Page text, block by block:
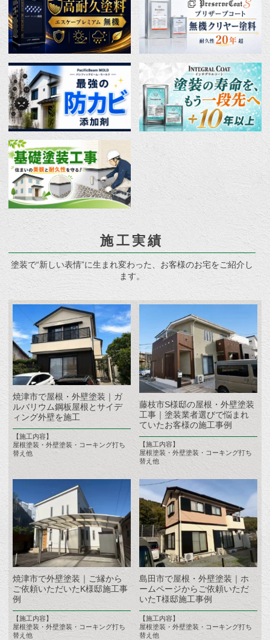
施工実績
塗装で“新しい表情”に生まれ変わった、お客様のお宅をご紹介し
ます。
焼津市で屋根・外壁塗装｜ガ
ルバリウム鋼板屋根とサイデ
ィング外壁を施工
【施工内容】
屋根塗装・外壁塗装・コーキング打ち
替え他
藤枝市S様邸の屋根・外壁塗装
工事｜塗装業者選びで悩まれ
ていたお客様の施工事例
【施工内容】
屋根塗装・外壁塗装・コーキング打ち
替え他
焼津市で外壁塗装｜ご縁から
ご依頼いただいたK様邸施工事
例
【施工内容】
屋根塗装・外壁塗装・コーキング打ち
替え他
島田市で屋根・外壁塗装｜ホ
ームページからご依頼いただ
いたT様邸施工事例
【施工内容】
屋根塗装・外壁塗装・コーキング打ち
替え他